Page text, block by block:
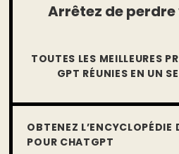
Arrêtez de
TOUTES LES MEILLEURES
GPT RÉUNIES EN UN
OBTENEZ L’ENCYCLOPÉDIE
POUR CHATGPT